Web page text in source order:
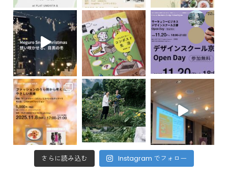
さらに読み込む Instagram でフォロー